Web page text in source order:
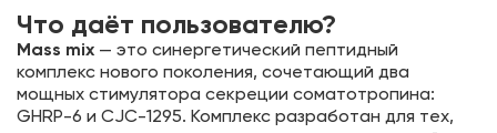
Что даёт пользователю?
Mass mix — это синергетический пептидный
комплекс нового поколения, сочетающий два
мощных стимулятора секреции соматотропина:
GHRP-6 и CJC-1295. Комплекс разработан для тех,